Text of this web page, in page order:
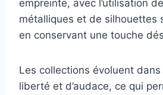
empreinte, avec l’utilisation
métalliques et de silhouettes
en conservant une touche
Les collections évoluent
liberté et d’audace, ce qui